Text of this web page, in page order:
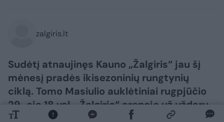
zalgiris.lt
Sudėtį atnaujinęs Kauno „Žalgiris“ jau šį
mėnesį pradės ikisezoninių rungtynių
ciklą. Tomo Masiulio auklėtiniai rugpjūčio
29-ąją 18 val. „Žalgirio“ arenoje už uždarų
durų susitiks su Rygos „Zelli“ klubu, o